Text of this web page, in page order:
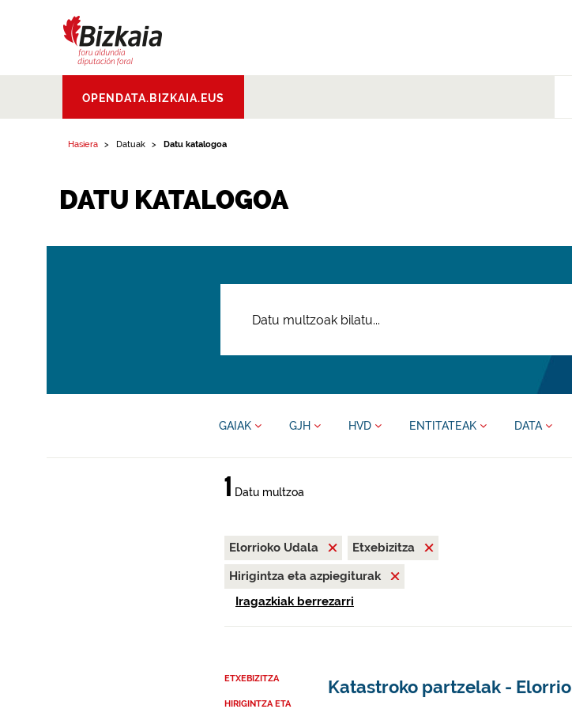
Aldundia.Diputacion
Foral de Bizkaia
OPENDATA.BIZKAIA.EUS
Hasiera Datuak Datu katalogoa
DATU KATALOGOA
GAIAK GJH HVD ENTITATEAK DATA
1 Datu multzoa
Elorrioko Udala
Etxebizitza
Hirigintza eta azpiegiturak
Iragazkiak berrezarri
ETXEBIZITZA
HIRIGINTZA ETA
Katastroko partzelak - Elorrio